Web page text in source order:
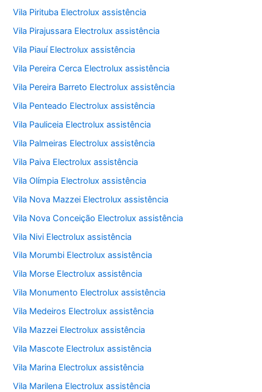
Vila Pirituba Electrolux assistência
Vila Pirajussara Electrolux assistência
Vila Piauí Electrolux assistência
Vila Pereira Cerca Electrolux assistência
Vila Pereira Barreto Electrolux assistência
Vila Penteado Electrolux assistência
Vila Pauliceia Electrolux assistência
Vila Palmeiras Electrolux assistência
Vila Paiva Electrolux assistência
Vila Olímpia Electrolux assistência
Vila Nova Mazzei Electrolux assistência
Vila Nova Conceição Electrolux assistência
Vila Nivi Electrolux assistência
Vila Morumbi Electrolux assistência
Vila Morse Electrolux assistência
Vila Monumento Electrolux assistência
Vila Medeiros Electrolux assistência
Vila Mazzei Electrolux assistência
Vila Mascote Electrolux assistência
Vila Marina Electrolux assistência
Vila Marilena Electrolux assistência